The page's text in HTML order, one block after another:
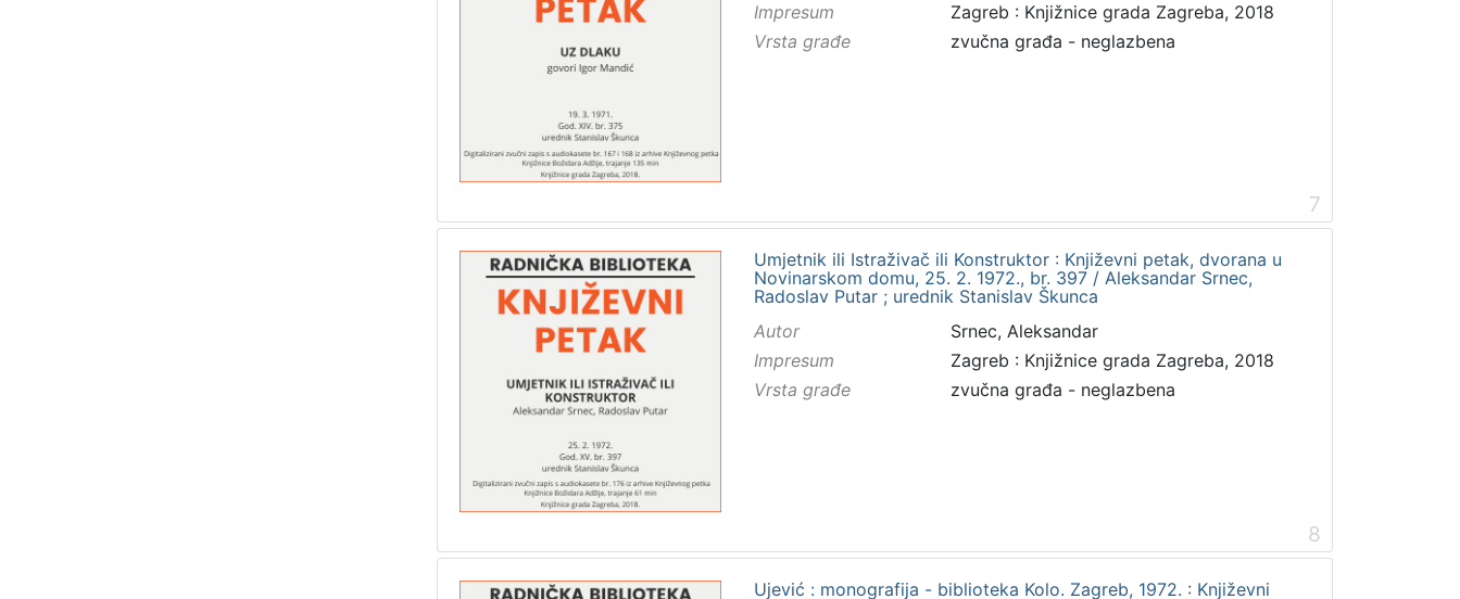
Impresum
Zagreb : Knjižnice grada Zagreba, 2018
Vrsta građe
zvučna građa - neglazbena
7
Umjetnik ili Istraživač ili Konstruktor : Književni petak, dvorana u
Novinarskom domu, 25. 2. 1972., br. 397 / Aleksandar Srnec,
Radoslav Putar ; urednik Stanislav Škunca
Autor
Srnec, Aleksandar
Impresum
Zagreb : Knjižnice grada Zagreba, 2018
Vrsta građe
zvučna građa - neglazbena
8
Ujević : monografija - biblioteka Kolo. Zagreb, 1972. : Književni